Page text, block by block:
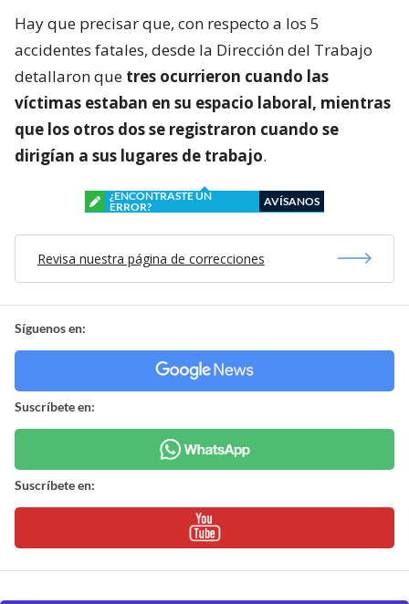
Hay que precisar que, con respecto a los 5
accidentes fatales, desde la Dirección del Trabajo
detallaron que tres ocurrieron cuando las
víctimas estaban en su espacio laboral, mientras
que los otros dos se registraron cuando se
dirigían a sus lugares de trabajo.
¿ENCONTRASTE UN
ERROR?
AVÍSANOS
Revisa nuestra página de correcciones
Síguenos en:
Suscríbete en:
Suscríbete en: